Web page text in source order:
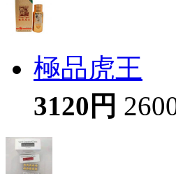
極品虎王
3120円